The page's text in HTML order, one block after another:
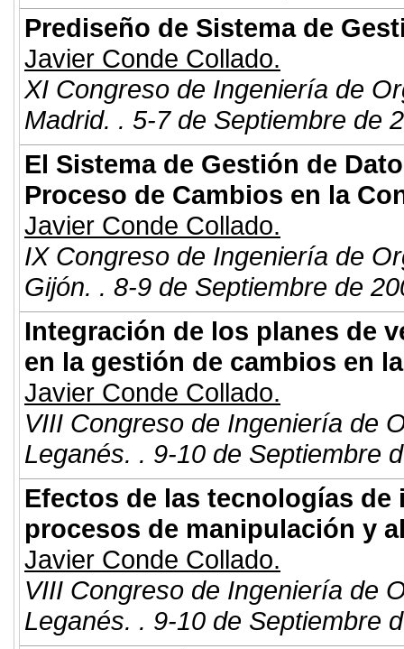
Prediseño de Sistema de
Javier Conde Collado.
XI Congreso de Ingeniería de
Madrid. . 5-7 de Septiembre de
El Sistema de Gestión de
Proceso de Cambios en la
Javier Conde Collado.
IX Congreso de Ingeniería de
Gijón. . 8-9 de Septiembre de
Integración de los planes de
en la gestión de cambios en
Javier Conde Collado.
VIII Congreso de Ingeniería de
Leganés. . 9-10 de Septiembre
Efectos de las tecnologías
procesos de manipulación y
Javier Conde Collado.
VIII Congreso de Ingeniería de
Leganés. . 9-10 de Septiembre